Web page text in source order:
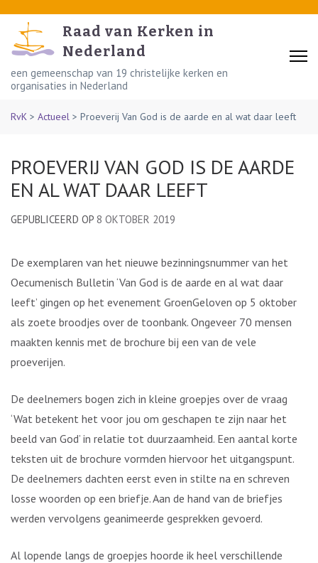
content
(Press
Enter)
Raad van Kerken in
Nederland
een gemeenschap van 19 christelijke kerken en
organisaties in Nederland
RvK > Actueel > Proeverij Van God is de aarde en al wat daar leeft
PROEVERIJ VAN GOD IS DE AARDE
EN AL WAT DAAR LEEFT
GEPUBLICEERD OP 8 OKTOBER 2019
De exemplaren van het nieuwe bezinningsnummer van het
Oecumenisch Bulletin ‘Van God is de aarde en al wat daar
leeft’ gingen op het evenement GroenGeloven op 5 oktober
als zoete broodjes over de toonbank. Ongeveer 70 mensen
maakten kennis met de brochure bij een van de vele
proeverijen.
De deelnemers bogen zich in kleine groepjes over de vraag
‘Wat betekent het voor jou om geschapen te zijn naar het
beeld van God’ in relatie tot duurzaamheid. Een aantal korte
teksten uit de brochure vormden hiervoor het uitgangspunt.
De deelnemers dachten eerst even in stilte na en schreven
losse woorden op een briefje. Aan de hand van de briefjes
werden vervolgens geanimeerde gesprekken gevoerd.
Al lopende langs de groepjes hoorde ik heel verschillende